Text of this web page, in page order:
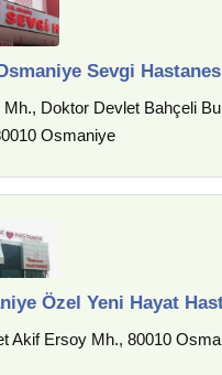
Sevgi
Mh., Doktor Devlet Bahçeli
Osmaniye
Özel Yeni Hayat
Akif Ersoy Mh., 80010